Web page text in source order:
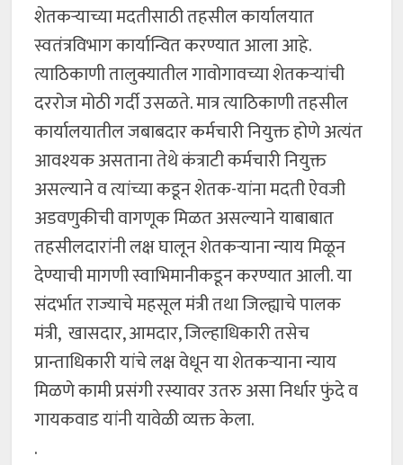
शेतकऱ्याच्या मदतीसाठी तहसील कार्यालयात
स्वतंत्रविभाग कार्यान्वित करण्यात आला आहे.
त्याठिकाणी तालुक्यातील गावोगावच्या शेतकऱ्यांची
दररोज मोठी गर्दी उसळते. मात्र त्याठिकाणी तहसील
कार्यालयातील जबाबदार कर्मचारी नियुक्त होणे अत्यंत
आवश्यक असताना तेथे कंत्राटी कर्मचारी नियुक्त
असल्याने व त्यांच्या कडून शेतक-यांना मदती ऐवजी
अडवणुकीची वागणूक मिळत असल्याने याबाबात
तहसीलदारांनी लक्ष घालून शेतकऱ्याना न्याय मिळून
देण्याची मागणी स्वाभिमानीकडून करण्यात आली. या
संदर्भात राज्याचे महसूल मंत्री तथा जिल्ह्याचे पालक
मंत्री, खासदार, आमदार, जिल्हाधिकारी तसेच
प्रान्ताधिकारी यांचे लक्ष वेधून या शेतकऱ्याना न्याय
मिळणे कामी प्रसंगी रस्यावर उतरु असा निर्धार फुंदे व
गायकवाड यांनी यावेळी व्यक्त केला.
.